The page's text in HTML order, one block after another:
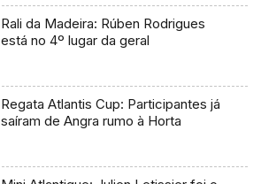
Rali da Madeira: Rúben Rodrigues
está no 4º lugar da geral
Regata Atlantis Cup: Participantes já
saíram de Angra rumo à Horta